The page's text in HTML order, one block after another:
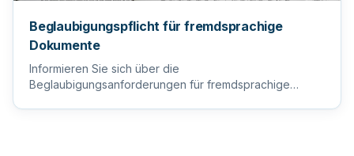
Beglaubigungspflicht für fremdsprachige
Dokumente
Informieren Sie sich über die
Beglaubigungsanforderungen für fremdsprachige